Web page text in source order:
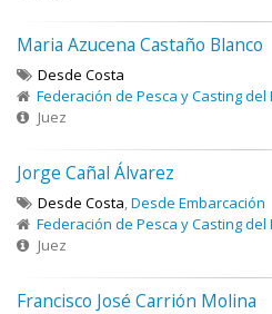
Maria Azucena Castaño Blanco
Desde Costa
Federación de Pesca y Casting
Juez
Jorge Cañal Álvarez
Desde Costa,Desde Embarcación
Federación de Pesca y Casting
Juez
Francisco José Carrión Molina